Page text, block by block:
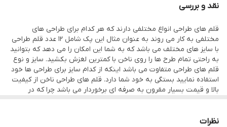
نقد و بررسی
قلم های طراحی انواع مختلفی دارند که هر کدام برای طراحی های
مختلفی به کار می روند به عنوان مثال این پک شامل 12 عدد قلم طراحی
با سایز های مختلف می باشد که به شما این امکان را می دهد که بتوانید
به راحتی تمام طرح ها را روی ناخن با کمترین لغزش بکشید. سایز و نوع
قلم های طراحی متفاوت می باشد اینکه از کدام سایز برای طراحی ها خود
استفاده نمایید بستگی به خود شما دارد. قلم های طراحی ناخن از کیفیت
بالا و قیمت بسیار مقرون به صرفه ای برخوردار می باشد چرا که در
راحتی قادر به کار کردن با آن می باشید.
نظرات